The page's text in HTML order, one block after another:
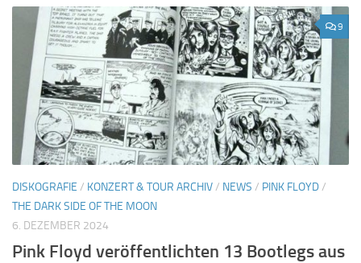
9
DISKOGRAFIE / KONZERT & TOUR ARCHIV/ NEWS / PINK FLOYD/
THE DARK SIDE OF THE MOON
6. DEZEMBER 2024
Pink Floyd veröffentlichten 13 Bootlegs aus